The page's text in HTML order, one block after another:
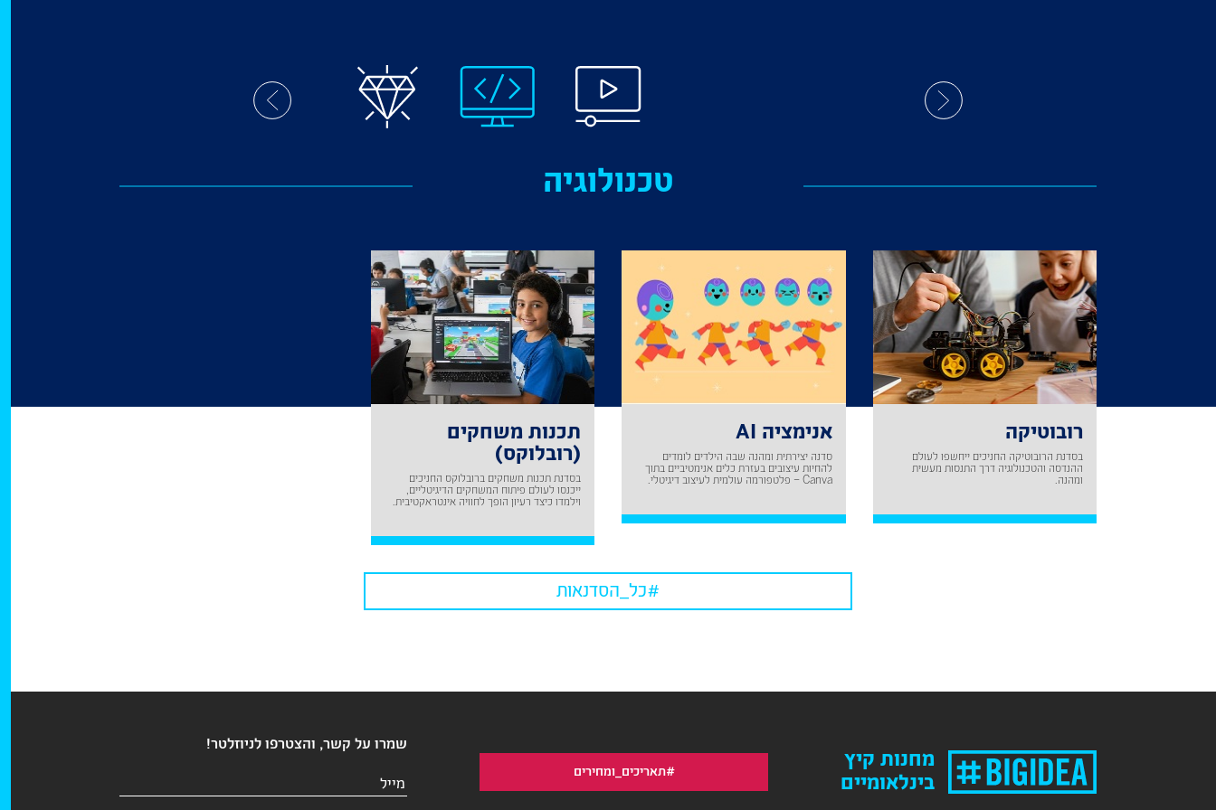
טכנולוגיה
רובוטיקה
בסדנת הרובוטיקה החניכים ייחשפו לעולם
ההנדסה והטכנולוגיה דרך התנסות מעשית
ומהנה.
אנימציה AI
סדנה יצירתית ומהנה שבה הילדים לומדים
להחיות עיצובים בעזרת כלים אנימטיביים בתוך
Canva – פלטפורמה עולמית לעיצוב דיגיטלי.
תכנות משחקים
(רובלוקס)
בסדנת תכנות משחקים ברובלוקס החניכים
ייכנסו לעולם פיתוח המשחקים הדיגיטליים,
וילמדו כיצד רעיון הופך לחוויה אינטראקטיבית.
#כל_הסדנאות
מחנות קיץ
בינלאומיים
#תאריכים_ומחירים
שמרו על קשר, והצטרפו לניוזלטר!
דואר